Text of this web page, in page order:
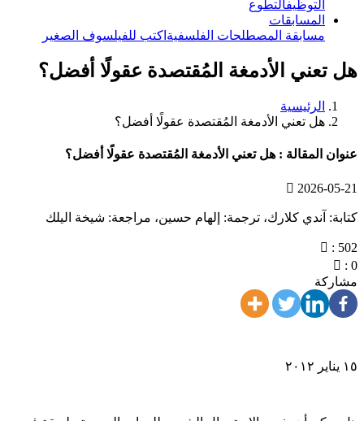
التوظيفالتطوع
المسابقات
مسابقة المصطلحات الفلسفية اكتب للفيلسوف الصغير
هل تعني الأدمغة المُقتصدة عقولًا أفضل؟
الرئيسية
هل تعني الأدمغة المُقتصدة عقولًا أفضل؟
عنوان المقالة : هل تعني الأدمغة المُقتصدة عقولًا أفضل؟
2026-05-21
كتابة: آندي كلارك، ترجمة: إلهام حسين، مراجعة: شيخة اليلك
: 502
: 0
مشاركة
١٥ يناير ٢٠١٢